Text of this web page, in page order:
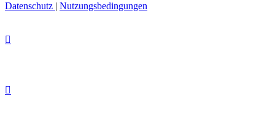
Datenschutz | Nutzungsbedingungen